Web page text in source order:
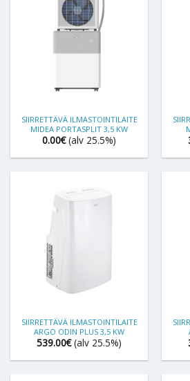
SIIRRETTÄVÄ ILMASTOINTILAITE
MIDEA PORTASPLIT 3,5 KW
0.00€ (alv 25.5%)
SIIRRETTÄVÄ ILMASTOINTILAITE
ARGO ODIN PLUS 3,5 KW
539.00€ (alv 25.5%)